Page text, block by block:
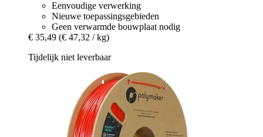
Eenvoudige verwerking
Nieuwe toepassingsgebieden
Geen verwarmde bouwplaat nodig
€ 35,49 (€ 47,32 / kg)
Tijdelijk niet leverbaar